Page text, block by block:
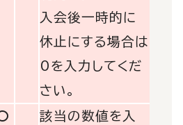
入会後一時的に
休止にする場合は
0を入力してくだ
さい。
該当の数値を入